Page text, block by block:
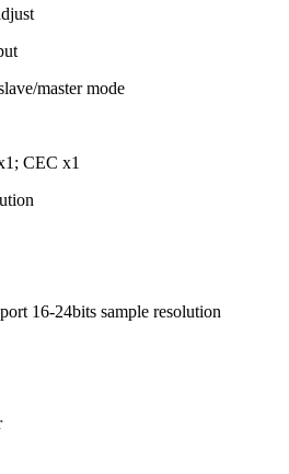
master mode
CEC x1
16-24bits sample resolution